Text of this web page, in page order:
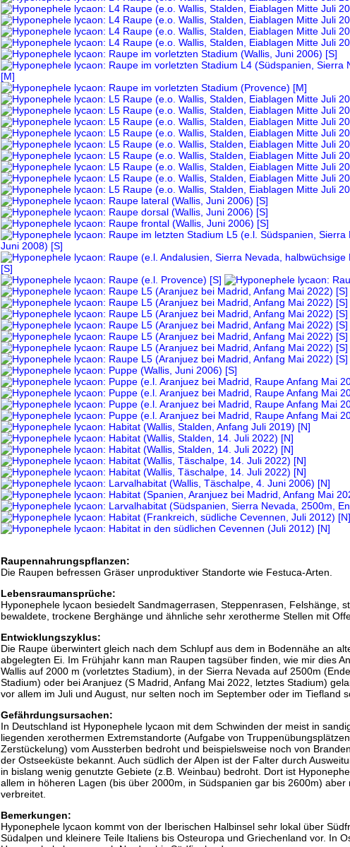
Raupennahrungspflanzen:
Die Raupen befressen Gräser unproduktiver Standorte wie Festuca-Arten.
Lebensraumansprüche:
Hyponephele lycaon besiedelt Sandmagerrasen, Steppenrasen, Felshänge,
bewaldete, trockene Berghänge und ähnliche sehr xerotherme Stellen mit
Entwicklungszyklus:
Die Raupe überwintert gleich nach dem Schlupf aus dem in Bodennähe an
abgelegten Ei. Im Frühjahr kann man Raupen tagsüber finden, wie mir dies
Wallis auf 2000 m (vorletztes Stadium), in der Sierra Nevada auf 2500m
Stadium) oder bei Aranjuez (S Madrid, Anfang Mai 2022, letztes Stadium)
vor allem im Juli und August, nur selten noch im September oder im Tiefland
Gefährdungsursachen:
In Deutschland ist Hyponephele lycaon mit dem Schwinden der meist in
liegenden xerothermen Extremstandorte (Aufgabe von
Zerstückelung) vom Aussterben bedroht und beispielsweise noch von
der Ostseeküste bekannt. Auch südlich der Alpen ist der Falter durch
in bislang wenig genutzte Gebiete (z.B. Weinbau) bedroht. Dort ist
allem in höheren Lagen (bis über 2000m, in Südspanien gar bis 2600m) aber
verbreitet.
Bemerkungen:
Hyponephele lycaon kommt von der Iberischen Halbinsel sehr lokal über
Südalpen und kleinere Teile Italiens bis Osteuropa und Griechenland vor. In